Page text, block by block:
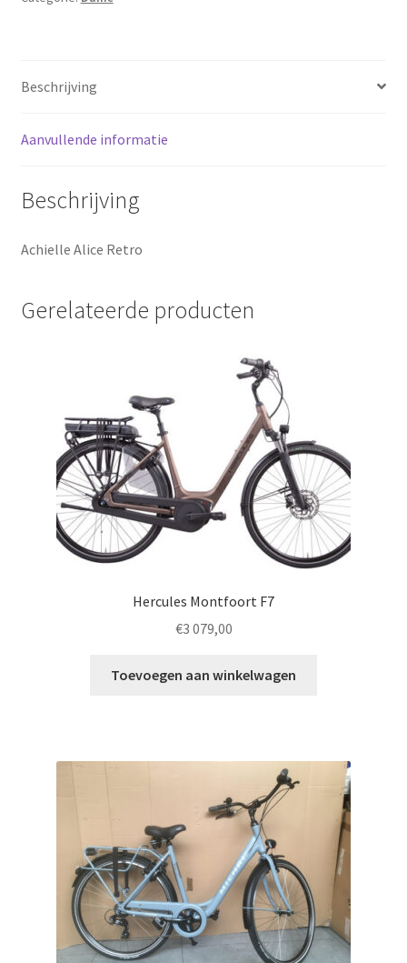
Terugbetaal- en retourneringsbeleid
Beschrijving
Aanvullende informatie
Beschrijving
Achielle Alice Retro
Gerelateerde producten
Hercules Montfoort F7
€3 079,00
Toevoegen aan winkelwagen